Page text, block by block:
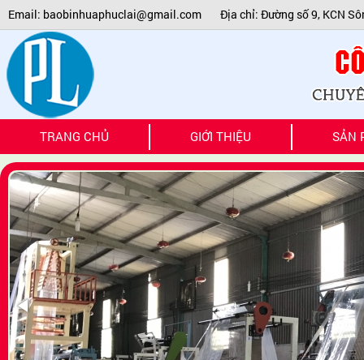
Email: baobinhuaphuclai@gmail.com Địa chỉ: Đường số 9, KCN
TRANG CHỦ GIỚI THIỆU SẢN